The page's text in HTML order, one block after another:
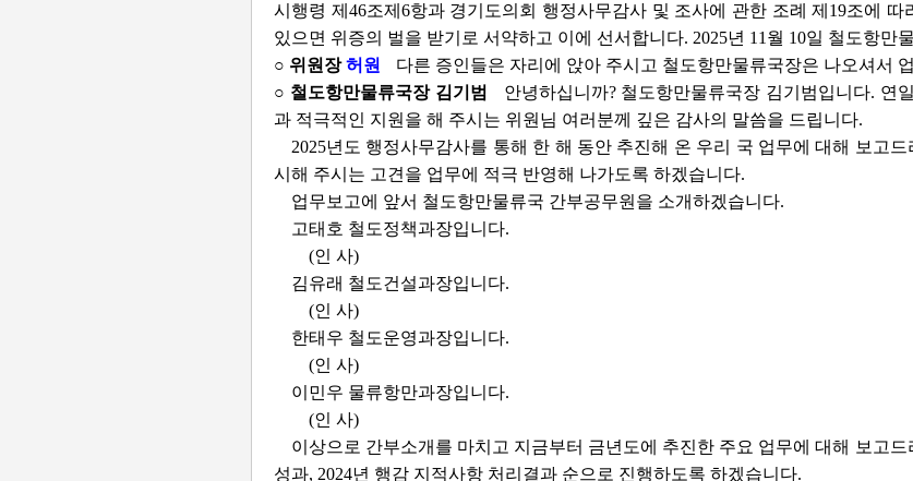
시행령 제46조제6항과 경기도의회 행정사무감사 및 조사에 관한 조례 제19조에
있으면 위증의 벌을 받기로 서약하고 이에 선서합니다. 2025년 11월 10일 철도항만
○ 위원장허원
다른 증인들은 자리에 앉아 주시고 철도항만물류국장은 나오셔서
○ 철도항만물류국장 김기범
안녕하십니까? 철도항만물류국장 김기범입니다. 연
과 적극적인 지원을 해 주시는 위원님 여러분께 깊은 감사의 말씀을 드립니다.
2025년도 행정사무감사를 통해 한 해 동안 추진해 온 우리 국 업무에 대해 보고
시해 주시는 고견을 업무에 적극 반영해 나가도록 하겠습니다.
업무보고에 앞서 철도항만물류국 간부공무원을 소개하겠습니다.
고태호 철도정책과장입니다.
(인 사)
김유래 철도건설과장입니다.
(인 사)
한태우 철도운영과장입니다.
(인 사)
이민우 물류항만과장입니다.
(인 사)
이상으로 간부소개를 마치고 지금부터 금년도에 추진한 주요 업무에 대해 보고
성과, 2024년 행감 지적사항 처리결과 순으로 진행하도록 하겠습니다.